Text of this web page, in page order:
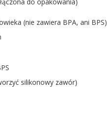
do opakowania)
(nie zawiera BPA, ani BPS)
silikonowy zawór)